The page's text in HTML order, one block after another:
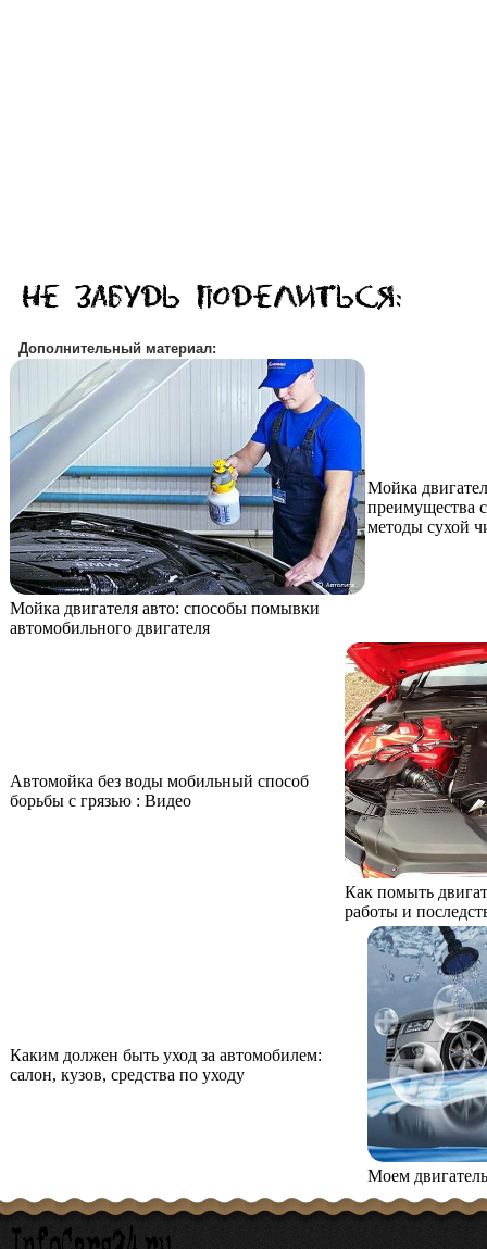
Дополнительный материал:
Мойка двигателя авто: способы помывки
автомобильного двигателя
Мойка
преимущества
методы сухой
Автомойка без воды мобильный способ
борьбы с грязью : Видео
Как помыть
работы и
Каким должен быть уход за автомобилем:
салон, кузов, средства по уходу
Моем